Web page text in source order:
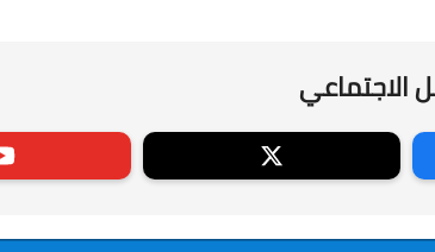
الاجتماعي